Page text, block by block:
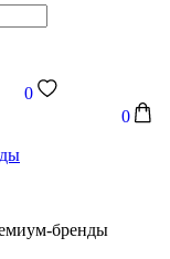
0
0
бренды